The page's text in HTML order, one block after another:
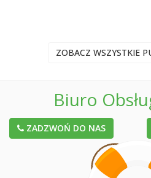
ZOBACZ WSZYSTKIE
Biuro
ZADZWOŃ DO NAS